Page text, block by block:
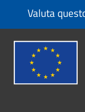
Valuta